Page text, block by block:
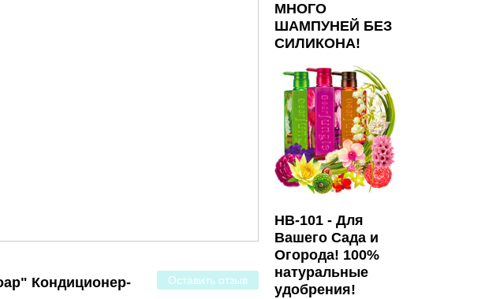
Оставить отзыв
Кондиционер-
МНОГО
ШАМПУНЕЙ БЕЗ
СИЛИКОНА!
HB-101 - Для
Вашего Сада и
Огорода! 100%
натуральные
удобрения!